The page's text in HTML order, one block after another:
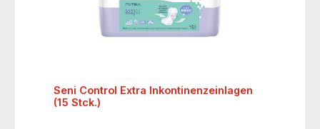
Seni Control Extra Inkontinenzeinlagen
(15 Stck.)